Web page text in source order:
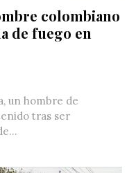
colombiano
de fuego en
un hombre de
tras ser